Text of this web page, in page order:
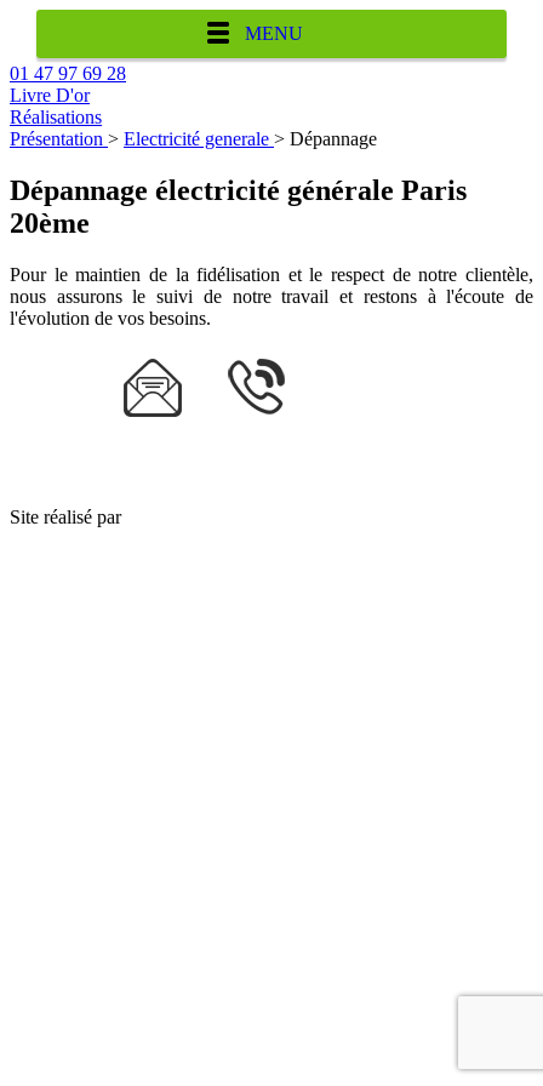
MENU
01 47 97 69 28
Livre D'or
Réalisations
Présentation > Electricité generale > Dépannage
Dépannage électricité générale Paris
20ème
Pour le maintien de la fidélisation et le respect de notre clientèle,
nous assurons le suivi de notre travail et restons à l'écoute de
l'évolution de vos besoins.
Site réalisé par